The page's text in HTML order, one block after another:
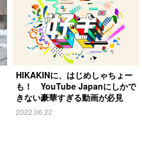
HIKAKINに、はじめしゃちょー
も！ YouTube Japanにしかで
きない豪華すぎる動画が必見
2022.06.22